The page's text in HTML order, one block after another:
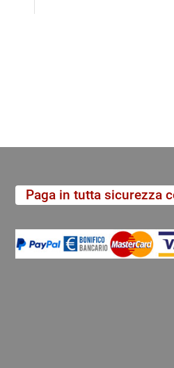
Paga in tutta sicurezza